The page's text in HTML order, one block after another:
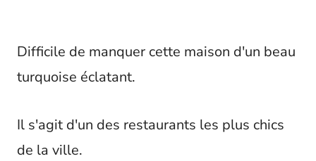
Difficile de manquer cette maison d'un beau
turquoise éclatant.
Il s'agit d'un des restaurants les plus chics
de la ville.